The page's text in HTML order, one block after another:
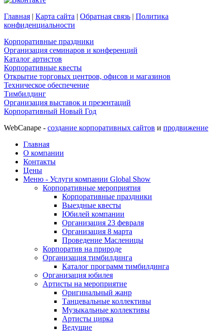
Главная | Карта сайта | Обратная связь | Политика
конфиденциальности
Корпоративные праздники
Организация семинаров и конференций
Каталог артистов
Корпоративные квесты
Открытие торговых центров, офисов и магазинов
Техническое обеспечение
Тимбилдинг
Организация выставок и презентаций
Корпоративный Новый Год
WebCanape - создание корпоративных сайтов и продвижение
Главная
О компании
Контакты
Цены
Меню - Услуги компании Global Show
Корпоративные мероприятия
Корпоративные праздники
Выездные квесты
Юбилей компании
Организация 23 февраля
Организация 8 марта
Проведение Масленицы
Корпоратив на природе
Организация тимбилдинга
Каталог программ тимбилдинга
Организация юбилея
Артисты на мероприятие
Оригинальный жанр
Танцевальные коллективы
Музыкальные коллективы
Артисты цирка
Ведущие